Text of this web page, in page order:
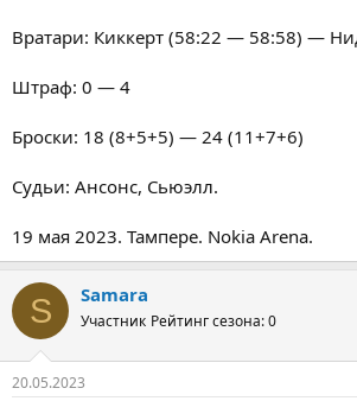
Вратари: Киккерт (58:22 — 58:58) —
Штраф: 0 — 4
Броски: 18 (8+5+5) — 24 (11+7+6)
Судьи: Ансонс, Сьюэлл.
19 мая 2023. Тампере. Nokia Arena.
S Samara
Участник Рейтинг сезона: 0
20.05.2023